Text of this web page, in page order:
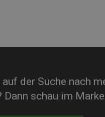
auf der Suche nach
Dann schau im